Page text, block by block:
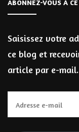
ABONNEZ-VOUS À
Saisissez votre
ce blog et
article par e-mail.
e-
mail